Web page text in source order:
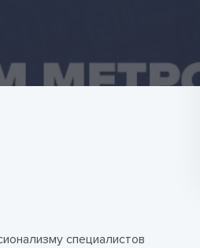
специалистов